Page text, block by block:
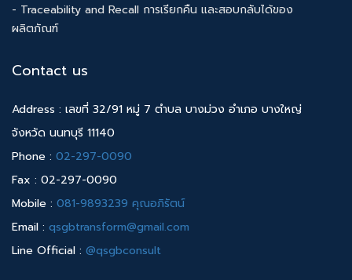
- Traceability and Recall การเรียกคืน และสอบกลับได้ของ
ผลิตภัณฑ์
Contact us
Address : เลขที่ 32/91 หมู่ 7 ตำบล บางม่วง อำเภอ บางใหญ่
จังหวัด นนทบุรี 11140
Phone : 02-297-0090
Fax : 02-297-0090
Mobile : 081-9893239 คุณอภิรัตน์
Email : qsgbtransform@gmail.com
Line Official : @qsgbconsult